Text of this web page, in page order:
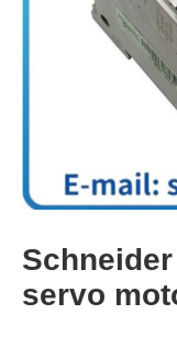
Schneider
servo